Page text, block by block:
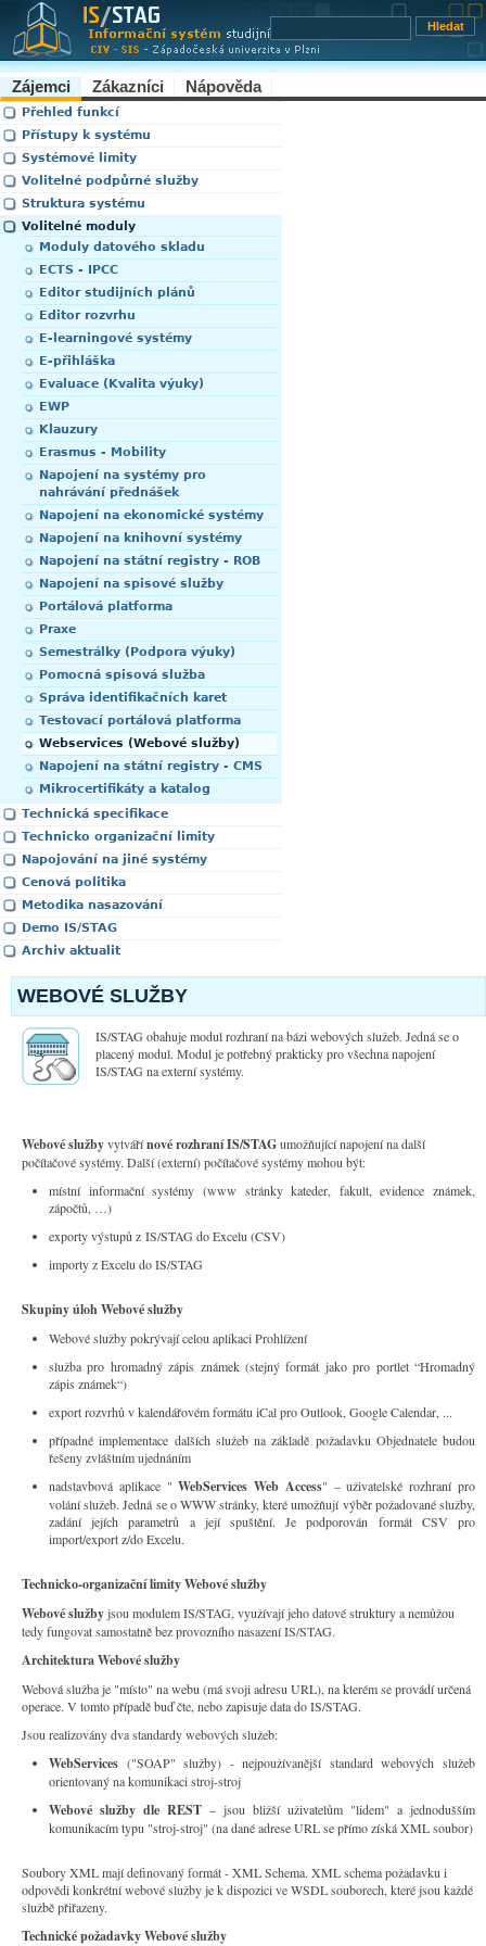
Zájemci Zákazníci Nápověda
Přehled funkcí
Přístupy k systému
Systémové limity
Volitelné podpůrné služby
Struktura systému
Volitelné moduly
Moduly datového skladu
ECTS - IPCC
Editor studijních plánů
Editor rozvrhu
E-learningové systémy
E-přihláška
Evaluace (Kvalita výuky)
EWP
Klauzury
Erasmus - Mobility
Napojení na systémy pro
nahrávání přednášek
Napojení na ekonomické systémy
Napojení na knihovní systémy
Napojení na státní registry - ROB
Napojení na spisové služby
Portálová platforma
Praxe
Semestrálky (Podpora výuky)
Pomocná spisová služba
Správa identifikačních karet
Testovací portálová platforma
Webservices (Webové služby)
Napojení na státní registry - CMS
Mikrocertifikáty a katalog
Technická specifikace
Technicko organizační limity
Napojování na jiné systémy
Cenová politika
Metodika nasazování
Demo IS/STAG
Archiv aktualit
WEBOVÉ SLUŽBY
IS/STAG obahuje modul rozhraní na bázi webových služeb. Jedná se o
placený modul. Modul je potřebný prakticky pro všechna napojení
IS/STAG na externí systémy.
Webové službyvytvářínové rozhraníIS/STAGumožňující napojení na další
počítačové systémy. Další (externí) počítačové systémy mohou být:
místní informační systémy (www stránky kateder, fakult, evidence známek,
zápočtů, …)
exporty výstupů z IS/STAG do Excelu (CSV)
importy z Excelu do IS/STAG
Skupiny úloh Webové služby
Webové služby pokrývají celou aplikaci Prohlížení
služba pro hromadný zápis známek (stejný formát jako pro portlet “Hromadný
zápis známek“)
export rozvrhů v kalendářovém formátu iCal pro Outlook, Google Calendar, ...
případné implementace dalších služeb na základě požadavku Objednatele budou
řešeny zvláštním ujednáním
nadstavbová aplikace "WebServices Web Access" – uživatelské rozhraní pro
volání služeb. Jedná se o WWW stránky, které umožňují výběr požadované služby,
zadání jejích parametrů a její spuštění. Je podporován formát CSV pro
import/export z/do Excelu.
Technicko-organizační limity Webové služby
Webové službyjsou modulem IS/STAG, využívají jeho datové struktury a nemůžou
tedy fungovat samostatně bez provozního nasazení IS/STAG.
Architektura Webové služby
Webová služba je "místo" na webu (má svoji adresu URL), na kterém se provádí určená
operace. V tomto případě buď čte, nebo zapisuje data do IS/STAG.
Jsou realizovány dva standardy webových služeb:
WebServices ("SOAP" služby) - nejpoužívanější standard webových služeb
orientovaný na komunikaci stroj-stroj
Webové služby dle REST – jsou bližší uživatelům "lidem" a jednodušším
komunikacím typu "stroj-stroj" (na dané adrese URL se přímo získá XML soubor)
Soubory XML mají definovaný formát - XML Schema. XML schema požadavku i
odpovědi konkrétní webové služby je k dispozici ve WSDL souborech, které jsou každé
službě přiřazeny.
Technické požadavky Webové služby